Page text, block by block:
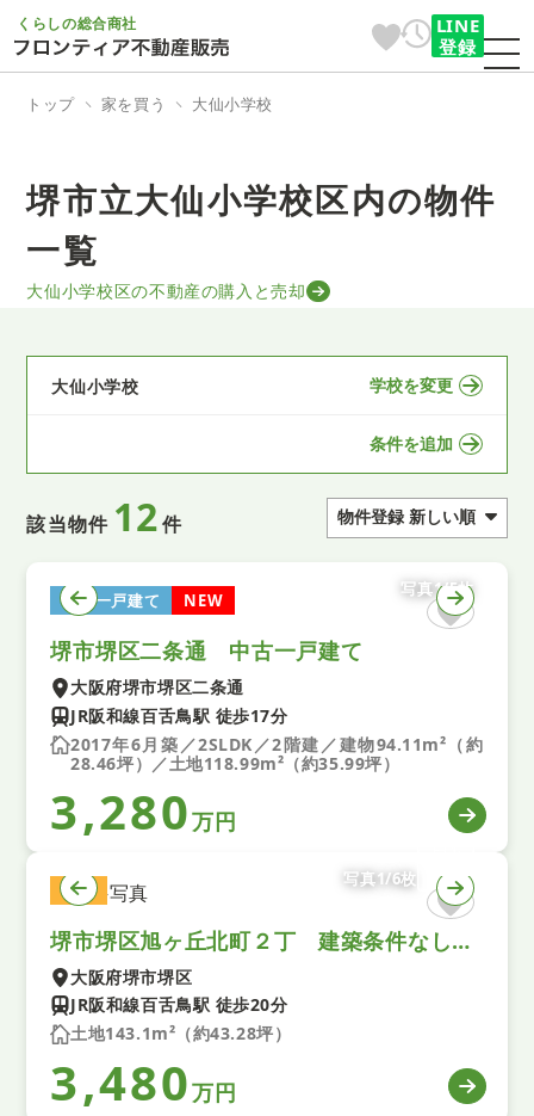
くらしの総合商社
LINE
登録
トップ 家を買う 大仙小学校
堺市立大仙小学校区内の物件
一覧
大仙小学校区の不動産の購入と売却
大仙小学校 学校を変更
条件を追加
該当物件 12 件
中古一戸建て NEW
写真1/5枚
堺市堺区二条通 中古一戸建て
大阪府堺市堺区二条通
JR阪和線百舌鳥駅 徒歩17分
2017年6月築／2SLDK／2階建／建物94.11m²（約
28.46坪）／土地118.99m²（約35.99坪）
3,280万円
土地
写真1/6枚
堺市堺区旭ヶ丘北町２丁 建築条件なし土地
大阪府堺市堺区
JR阪和線百舌鳥駅 徒歩20分
土地143.1m²（約43.28坪）
3,480万円